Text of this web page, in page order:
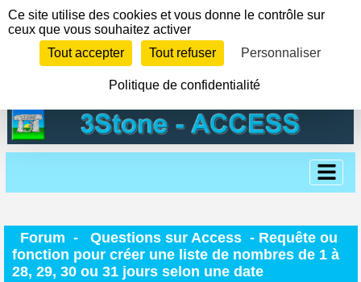
Forum - Questions sur Access - Requête ou
fonction pour créer une liste de nombres de 1 à
28, 29, 30 ou 31 jours selon une date
Panneau de gestion des cookies
Ce site utilise des cookies et vous donne le contrôle sur
ceux que vous souhaitez activer
Tout accepter
Tout refuser Personnaliser
Politique de confidentialité